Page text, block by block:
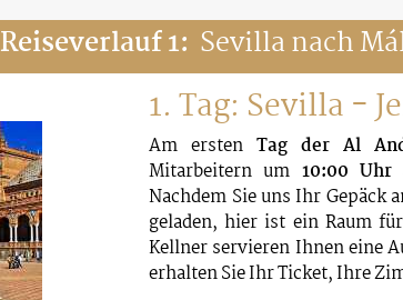
Reiseverlauf 1: Sevilla nach
1. Tag: Sevilla -
Am erstenTag der Al
Mitarbeitern um 10:00 Uhr
Nachdem Sie uns Ihr Gepäck
geladen, hier ist ein Raum
Kellner servieren Ihnen eine
erhalten Sie Ihr Ticket, Ihre